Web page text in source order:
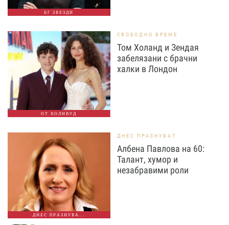
БГ ЗВЕЗДИ
ОТ ХОЛИВУД
СВОБОДНО ВРЕМЕ
Том Холанд и Зендая
забелязани с брачни
халки в Лондон
ДНЕС ПРАЗНУВА...
ДНЕС ПРАЗНУВАТ
Албена Павлова на 60:
Талант, хумор и
незабравими роли